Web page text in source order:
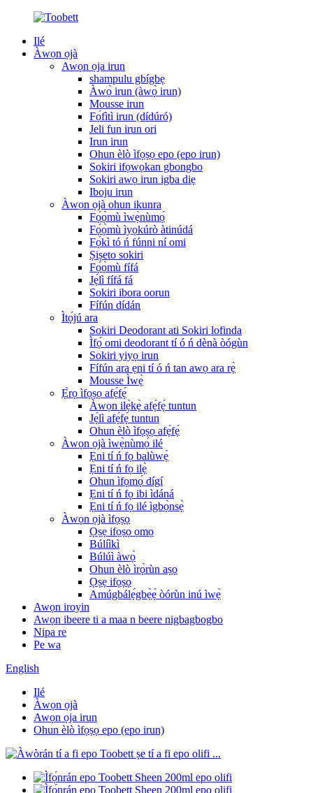
Ilé
Àwọn ọjà
Awọn ọja irun
shampulu gbígbẹ
Àwọ̀ irun (àwọ̀ irun)
Mousse irun
Fọ́fìtì irun (dídúró)
Jeli fun irun ori
Irun irun
Ohun èlò ìfọṣọ epo (epo irun)
Sokiri ifọwọkan gbongbo
Sokiri awọ irun igba diẹ
Iboju irun
Àwọn ọjà ohun ikunra
Fọ́ọ̀mù ìwẹ̀nùmọ́
Fọ́ọ̀mù ìyọkúrò àtinúdá
Fọ́kì tó ń fúnni ní omi
Ṣiṣeto sokiri
Fọ́ọ̀mù fífá
Jẹ́lì fífá fá
Sokiri ibora oorun
Fífún dídán
Ìtọ́jú ara
Sokiri Deodorant ati Sokiri lofinda
Ìfọ́ omi deodorant tí ó ń dènà òógùn
Sokiri yiyọ irun
Fífún ara ẹni tí ó ń tan awọ ara rẹ̀
Mousse Ìwẹ̀
Ẹ̀rọ ìfọṣọ afẹ́fẹ́
Àwọn ilẹ̀kẹ̀ afẹ́fẹ́ tuntun
Jẹ́lì afẹ́fẹ́ tuntun
Ohun èlò ìfọṣọ afẹ́fẹ́
Àwọn ọjà ìwẹ̀nùmọ́ ilé
Ẹni tí ń fọ balùwẹ̀
Ẹni tí ń fọ ilẹ̀
Ohun ìfọmọ́ dígí
Ẹni tí ń fọ ibi ìdáná
Ẹni tí ń fọ ilé ìgbọ̀nsẹ̀
Àwọn ọjà ìfọṣọ
Ọṣẹ ifọṣọ ọmọ
Búlíìkì
Búlúì àwọ̀
Ohun èlò ìrọ̀rùn aṣọ
Ọṣẹ ifọṣọ
Amúgbálẹ́gbẹ̀ẹ́ òórùn inú ìwẹ̀
Awọn iroyin
Awọn ibeere ti a maa n beere nigbagbogbo
Nipa re
Pe wa
English
Ilé
Àwọn ọjà
Awọn ọja irun
Ohun èlò ìfọṣọ epo (epo irun)